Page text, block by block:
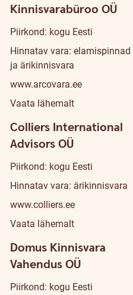
Kinnisvarabüroo OÜ
Piirkond: kogu Eesti
Hinnatav vara: elamispinnad
ja ärikinnisvara
www.arcovara.ee
Vaata lähemalt
Colliers International
Advisors OÜ
Piirkond: kogu Eesti
Hinnatav vara: ärikinnisvara
www.colliers.ee
Vaata lähemalt
Domus Kinnisvara
Vahendus OÜ
Piirkond: kogu Eesti